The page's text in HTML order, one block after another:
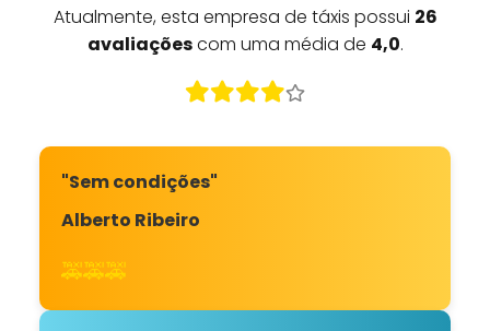
Atualmente, esta empresa de táxis possui 26
avaliaçõescom uma média de 4,0.
"Sem condições"
Alberto Ribeiro
🚕🚕🚕